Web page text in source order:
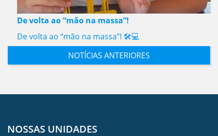
De volta ao “mão na massa”!
De volta ao “mão na massa”! 🛠️💻
NOTÍCIAS ANTERIORES
NOSSAS UNIDADES